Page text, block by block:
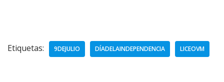
Etiquetas: 9DEJULIO DÍADELAINDEPENDENCIA LICEOVM